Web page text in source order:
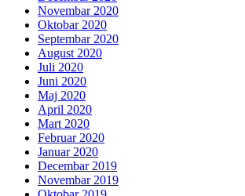
Novembar 2020
Oktobar 2020
Septembar 2020
August 2020
Juli 2020
Juni 2020
Maj 2020
April 2020
Mart 2020
Februar 2020
Januar 2020
Decembar 2019
Novembar 2019